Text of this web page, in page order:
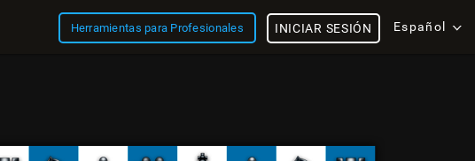
Herramientas para Profesionales Español
INICIAR SESIÓN